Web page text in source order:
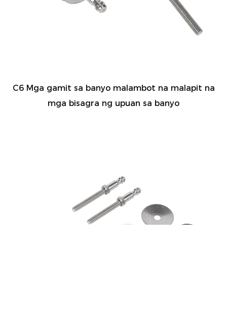
C6 Mga gamit sa banyo malambot na malapit na
mga bisagra ng upuan sa banyo